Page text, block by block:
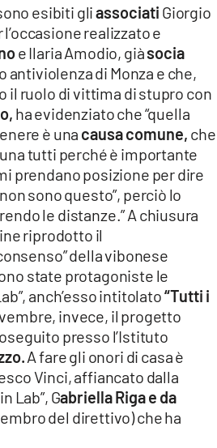
esibiti gliassociati Giorgio
realizzato e
e Ilaria Amodio, giàsocia
antiviolenza di Monza e che,
il ruolo di vittima di stupro con
ha evidenziato che “quella
è una causa comune, che
tutti perché è importante
prendano posizione per dire
sono questo”, perciò lo
le distanze.” A chiusura
riprodotto il
della vibonese
state protagoniste le
anch’esso intitolato“Tutti i
invece, il progetto
presso l’Istituto
A fare gli onori di casa è
Vinci, affiancato dalla
Lab”, Gabriella Riga e da
del direttivo) che ha